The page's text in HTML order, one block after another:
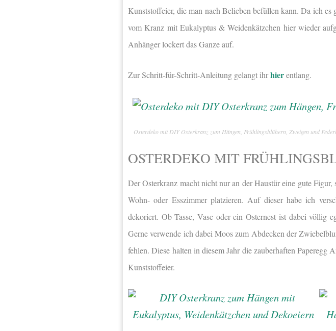
Kunststoffeier, die man nach Belieben befüllen kann. Da ich
vom Kranz mit Eukalyptus & Weidenkätzchen hier wieder
Anhänger lockert das Ganze auf.
Zur Schritt-für-Schritt-Anleitung gelangt ihrhierentlang.
Osterdeko mit DIY Osterkranz zum Hängen, Frühlingsblühern, Zweigen und
OSTERDEKO MIT
Der Osterkranz macht nicht nur an der Haustür eine gute
Wohn- oder Esszimmer platzieren. Auf dieser habe ich
dekoriert. Ob Tasse, Vase oder ein Osternest ist dabei völlig
Gerne verwende ich dabei Moos zum Abdecken der
fehlen. Diese halten in diesem Jahr die zauberhaften
Kunststoffeier.